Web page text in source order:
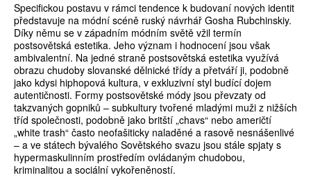
Specifickou postavu v rámci tendence k budovaní nových identit
představuje na módní scéně ruský návrhář Gosha Rubchinskiy.
Díky němu se v západním módním světě vžil termín
postsovětská estetika. Jeho význam i hodnocení jsou však
ambivalentní. Na jedné straně postsovětská estetika využívá
obrazu chudoby slovanské dělnické třídy a přetváří ji, podobně
jako kdysi hiphopová kultura, v exkluzivní styl budící dojem
autentičnosti. Formy postsovětské módy jsou převzaty od
takzvaných gopniků – subkultury tvořené mladými muži z nižších
tříd společnosti, podobně jako britští „chavs“ nebo američtí
„white trash“ často neofašiticky naladěné a rasově nesnášenlivé
– a ve státech bývalého Sovětského svazu jsou stále spjaty s
hypermaskulinním prostředím ovládaným chudobou,
kriminalitou a sociální vykořeněností.